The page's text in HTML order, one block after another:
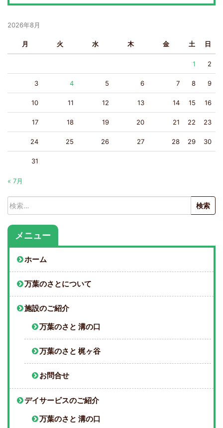
2026年8月
月 火 水 木 金 土 日
1 2
3 4 5 6 7 8 9
10 11 12 13 14 15 16
17 18 19 20 21 22 23
24 25 26 27 28 29 30
31
« 7月
検
索:
メニュー
ホーム
万葉のさとについて
施設のご紹介
万葉のさと 溝の口
万葉のさと 梶ヶ谷
お問合せ
デイサービスのご紹介
万葉のさと 溝の口